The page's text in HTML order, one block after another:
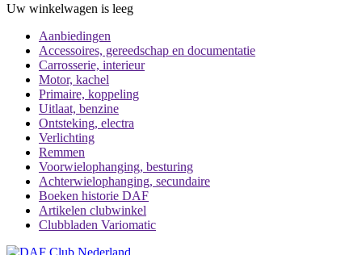
Uw winkelwagen is leeg
Aanbiedingen
Accessoires, gereedschap en documentatie
Carrosserie, interieur
Motor, kachel
Primaire, koppeling
Uitlaat, benzine
Ontsteking, electra
Verlichting
Remmen
Voorwielophanging, besturing
Achterwielophanging, secundaire
Boeken historie DAF
Artikelen clubwinkel
Clubbladen Variomatic